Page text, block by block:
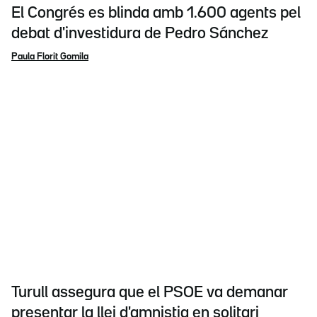
El Congrés es blinda amb 1.600 agents pel
debat d'investidura de Pedro Sánchez
Paula Florit Gomila
Turull assegura que el PSOE va demanar
presentar la llei d'amnistia en solitari